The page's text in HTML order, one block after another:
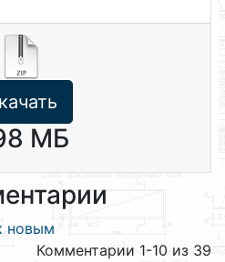
МБ
новым
Комментарии 1-10 из 39